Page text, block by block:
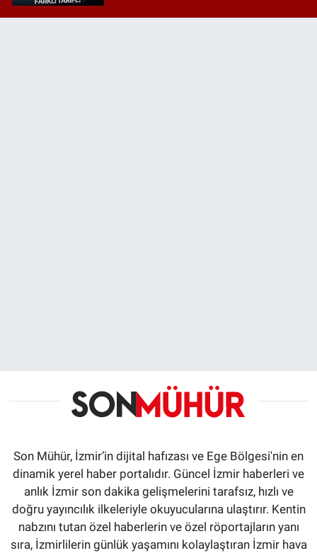
Son Mühür, İzmir’in dijital hafızası ve Ege Bölgesi'nin en
dinamik yerel haber portalıdır. Güncel İzmir haberleri ve
anlık İzmir son dakika gelişmelerini tarafsız, hızlı ve
doğru yayıncılık ilkeleriyle okuyucularına ulaştırır. Kentin
nabzını tutan özel haberlerin ve özel röportajların yanı
sıra, İzmirlilerin günlük yaşamını kolaylaştıran İzmir hava